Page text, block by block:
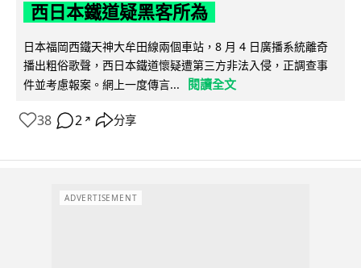
西日本鐵道疑黑客所為
日本福岡西鐵天神大牟田線兩個車站，8 月 4 日廣播系統離奇
播出粗俗歌聲，西日本鐵道懷疑遭第三方非法入侵，正調查事
件並考慮報案。網上一度傳言...
閱讀全文
38 2 ↗ 分享
ADVERTISEMENT